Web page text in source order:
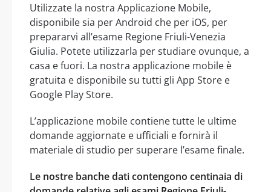
Utilizzate la nostra Applicazione Mobile,
disponibile sia per Android che per iOS, per
prepararvi all’esame Regione Friuli-Venezia
Giulia. Potete utilizzarla per studiare ovunque, a
casa e fuori. La nostra applicazione mobile è
gratuita e disponibile su tutti gli App Store e
Google Play Store.
L’applicazione mobile contiene tutte le ultime
domande aggiornate e ufficiali e fornirà il
materiale di studio per superare l’esame finale.
Le nostre banche dati contengono centinaia di